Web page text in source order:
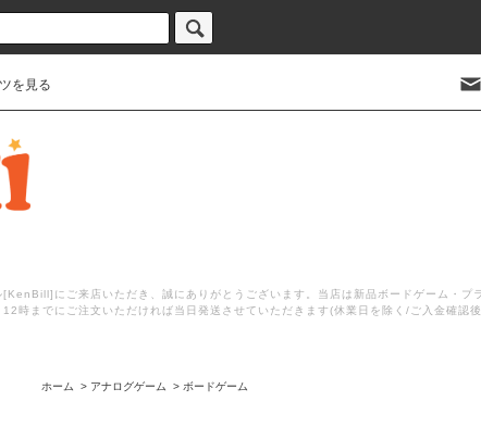
を見る
にご来店いただき、誠にありがとうございます。当店は新品ボードゲーム・プ
時までにご注文いただければ当日発送させていただきます(休業日を除く/ご入金確認
ホーム > アナログゲーム > ボードゲーム